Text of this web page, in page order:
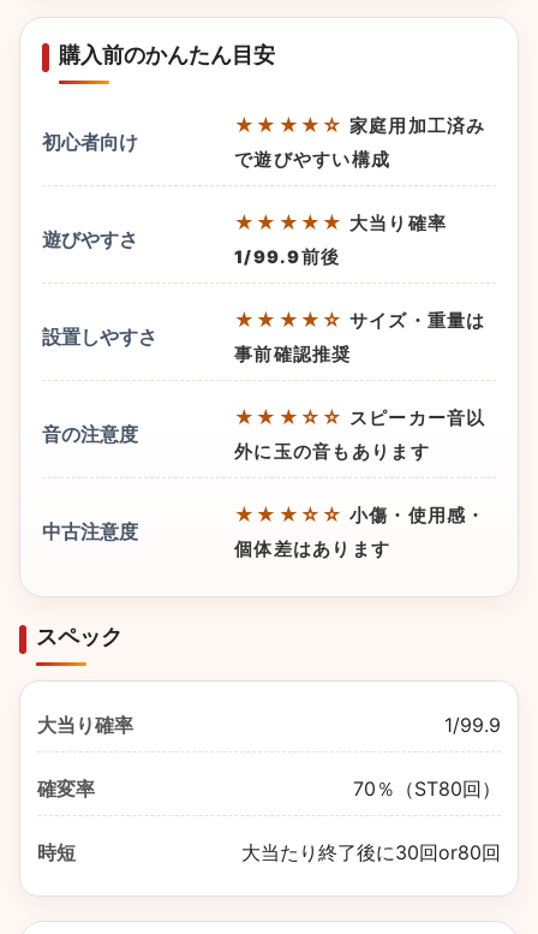
購入前のかんたん目安
初心者向け
★★★★☆ 家庭用加工済み
で遊びやすい構成
遊びやすさ
★★★★★ 大当り確率
1/99.9前後
設置しやすさ
★★★★☆ サイズ・重量は
事前確認推奨
音の注意度
★★★☆☆ スピーカー音以
外に玉の音もあります
中古注意度
★★★☆☆ 小傷・使用感・
個体差はあります
スペック
大当り確率 1/99.9
確変率 70％（ST80回）
時短 大当たり終了後に30回or80回